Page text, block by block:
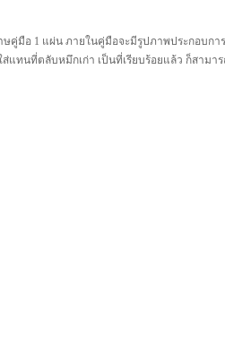
มือ 1 แผ่น ภายในคู่มือจะมีรูปภาพประกอบกา
นที่ตลับหมึกเก่า เป็นที่เรียบร้อยแล้ว ก็สามา